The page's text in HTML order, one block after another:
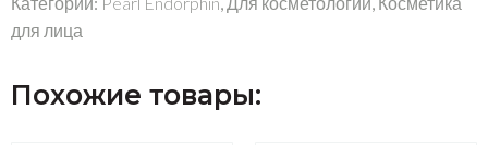
для лица
Похожие товары: